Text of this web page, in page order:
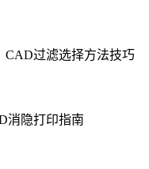
CAD过滤选择方法技巧
消隐打印指南